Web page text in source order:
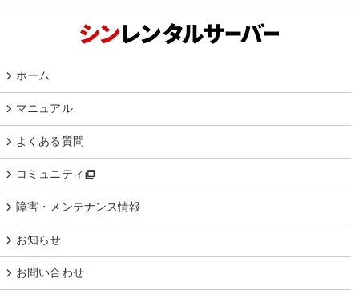
ホーム
マニュアル
よくある質問
コミュニティ
障害・メンテナンス情報
お知らせ
お問い合わせ